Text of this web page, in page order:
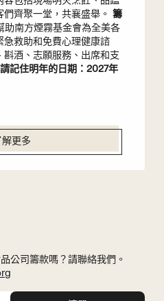
齊聚一堂，共襄盛舉。 籌
助南方煙霧基金會為全美各
救助和免費心理健康諮
酒、志願服務、出席和支
請記住明年的日期：2027年
解更多
公司籌款嗎？請聯絡我們。